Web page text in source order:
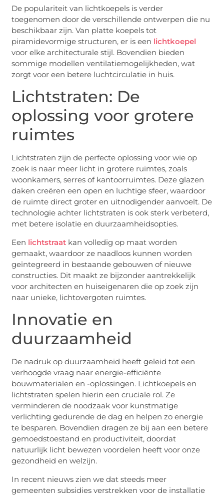
De populariteit van lichtkoepels is verder
toegenomen door de verschillende ontwerpen die nu
beschikbaar zijn. Van platte koepels tot
piramidevormige structuren, er is een lichtkoepel
voor elke architecturale stijl. Bovendien bieden
sommige modellen ventilatiemogelijkheden, wat
zorgt voor een betere luchtcirculatie in huis.
Lichtstraten: De
oplossing voor grotere
ruimtes
Lichtstraten zijn de perfecte oplossing voor wie op
zoek is naar meer licht in grotere ruimtes, zoals
woonkamers, serres of kantoorruimtes. Deze glazen
daken creëren een open en luchtige sfeer, waardoor
de ruimte direct groter en uitnodigender aanvoelt. De
technologie achter lichtstraten is ook sterk verbeterd,
met betere isolatie en duurzaamheidsopties.
Een lichtstraat kan volledig op maat worden
gemaakt, waardoor ze naadloos kunnen worden
geïntegreerd in bestaande gebouwen of nieuwe
constructies. Dit maakt ze bijzonder aantrekkelijk
voor architecten en huiseigenaren die op zoek zijn
naar unieke, lichtovergoten ruimtes.
Innovatie en
duurzaamheid
De nadruk op duurzaamheid heeft geleid tot een
verhoogde vraag naar energie-efficiënte
bouwmaterialen en -oplossingen. Lichtkoepels en
lichtstraten spelen hierin een cruciale rol. Ze
verminderen de noodzaak voor kunstmatige
verlichting gedurende de dag en helpen zo energie
te besparen. Bovendien dragen ze bij aan een betere
gemoedstoestand en productiviteit, doordat
natuurlijk licht bewezen voordelen heeft voor onze
gezondheid en welzijn.
In recent nieuws zien we dat steeds meer
gemeenten subsidies verstrekken voor de installatie